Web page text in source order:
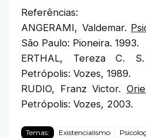
Referências:
ANGERAMI, Valdemar.
São Paulo: Pioneira. 1993.
ERTHAL, Tereza C.
Petrópolis: Vozes, 1989.
RUDIO, Franz Victor.
Petrópolis: Vozes, 2003.
Temas: Existencialismo